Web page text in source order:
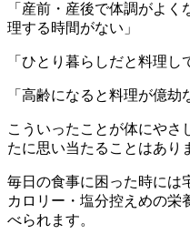
「産前・産後で体調がよ
理する時間がない」
「ひとり暮らしだと料理し
「高齢になると料理が億劫
こういったことが体にやさ
たに思い当たることはあり
毎日の食事に困った時には
カロリー・塩分控えめの栄
べられます。